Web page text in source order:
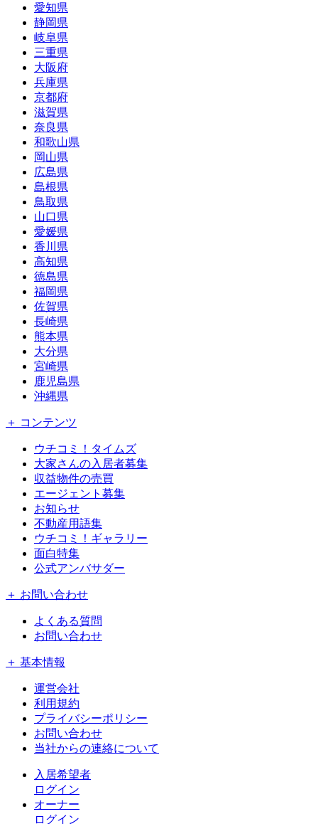
愛知県
静岡県
岐阜県
三重県
大阪府
兵庫県
京都府
滋賀県
奈良県
和歌山県
岡山県
広島県
島根県
鳥取県
山口県
愛媛県
香川県
高知県
徳島県
福岡県
佐賀県
長崎県
熊本県
大分県
宮崎県
鹿児島県
沖縄県
＋ コンテンツ
ウチコミ！タイムズ
大家さんの入居者募集
収益物件の売買
エージェント募集
お知らせ
不動産用語集
ウチコミ！ギャラリー
面白特集
公式アンバサダー
＋ お問い合わせ
よくある質問
お問い合わせ
＋ 基本情報
運営会社
利用規約
プライバシーポリシー
お問い合わせ
当社からの連絡について
入居希望者
ログイン
オーナー
ログイン